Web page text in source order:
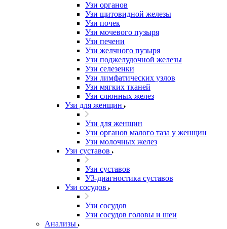
Узи органов
Узи щитовидной железы
Узи почек
Узи мочевого пузыря
Узи печени
Узи желчного пузыря
Узи поджелудочной железы
Узи селезенки
Узи лимфатических узлов
Узи мягких тканей
Узи слюнных желез
Узи для женщин
Узи для женщин
Узи органов малого таза у женщин
Узи молочных желез
Узи cуставов
Узи cуставов
УЗ-диагностика суставов
Узи сосудов
Узи сосудов
Узи сосудов головы и шеи
Анализы